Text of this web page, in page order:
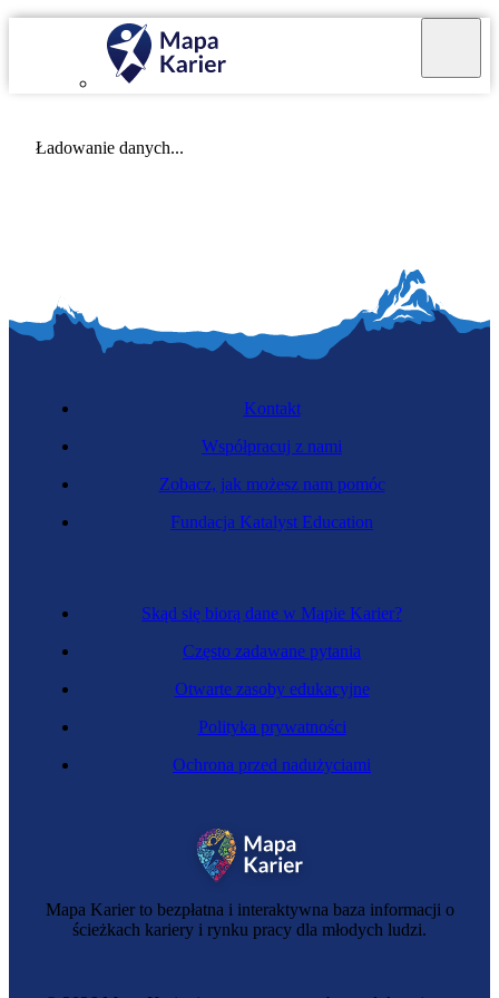
Ładowanie danych...
Mapa Karier to bezpłatna i interaktywna baza informacji o
ścieżkach kariery i rynku pracy dla młodych ludzi.
Skąd się biorą dane w Mapie Karier?
Często zadawane pytania
Otwarte zasoby edukacyjne
Polityka prywatności
Ochrona przed nadużyciami
Kontakt
Współpracuj z nami
Zobacz, jak możesz nam pomóc
Fundacja Katalyst Education